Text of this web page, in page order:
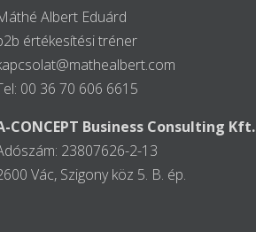
Albert Eduárd
értékesítési tréner
00 36 70 606 6615
CONCEPT Business Consulting Kft.
23807626-2-13
Vác, Szigony köz 5. B. ép.